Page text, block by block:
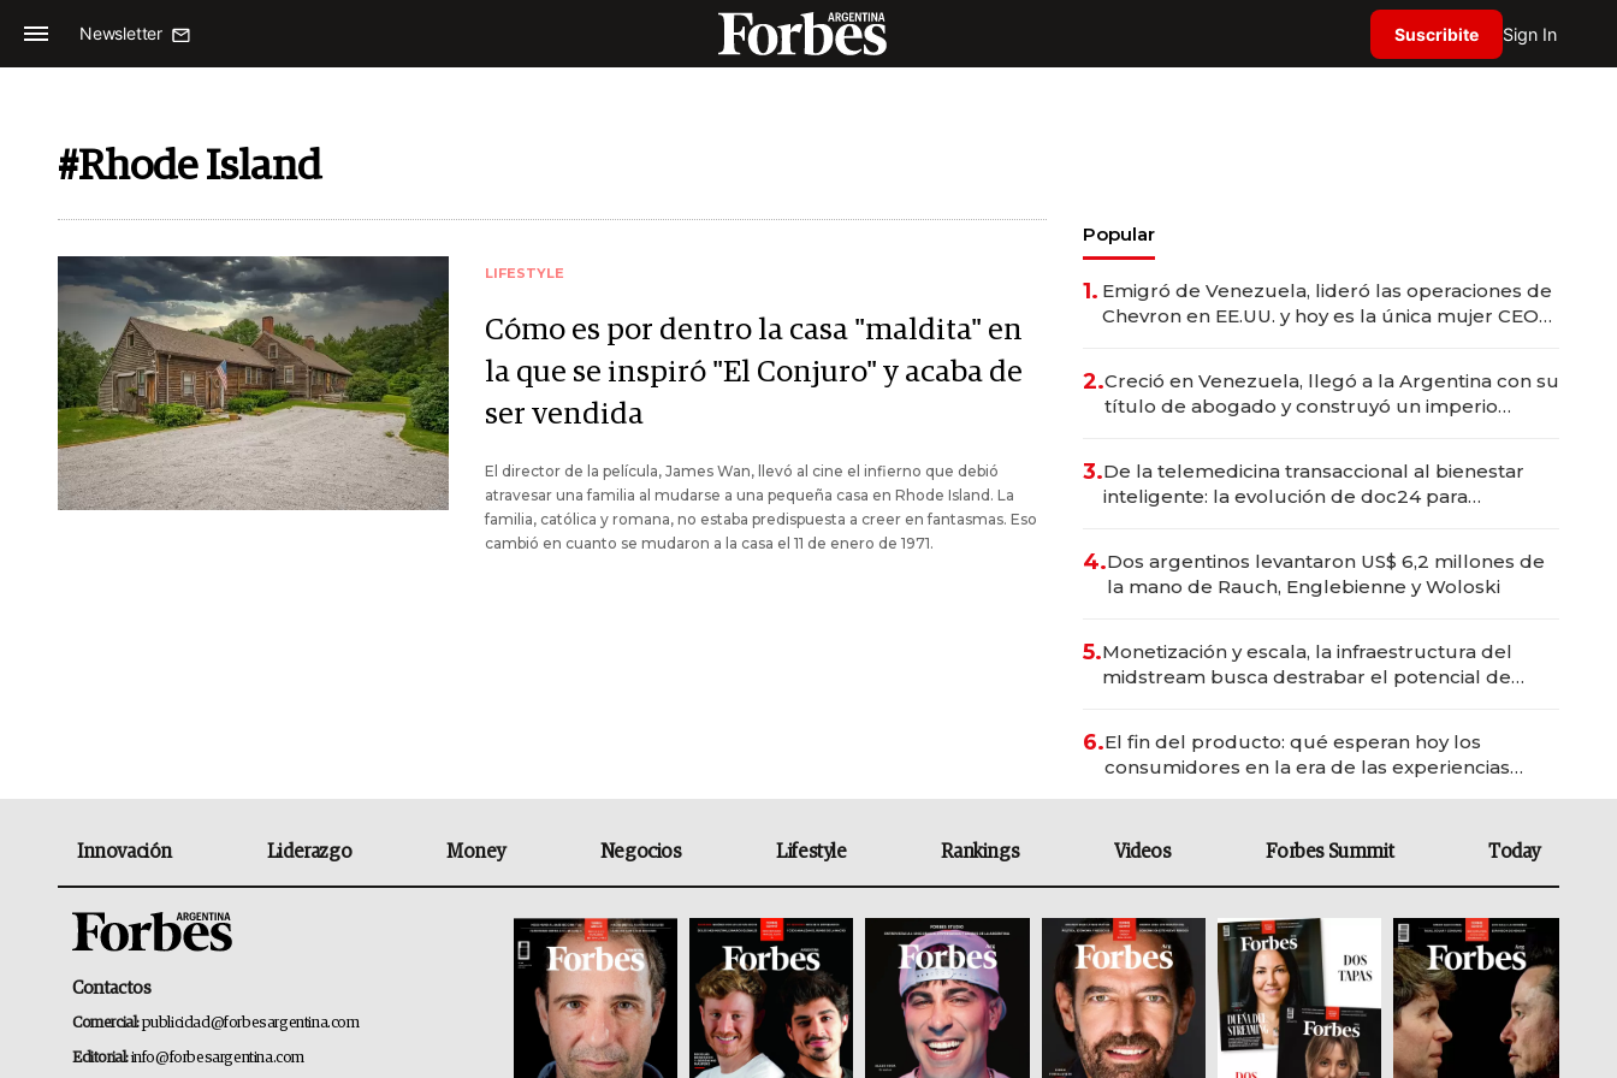
Newsletter Suscribite Sign In
#Rhode Island
LIFESTYLE
Cómo es por dentro la casa "maldita" en
la que se inspiró "El Conjuro" y acaba de
ser vendida
El director de la película, James Wan, llevó al cine el infierno que debió
atravesar una familia al mudarse a una pequeña casa en Rhode Island. La
familia, católica y romana, no estaba predispuesta a creer en fantasmas. Eso
cambió en cuanto se mudaron a la casa el 11 de enero de 1971.
Popular
1. Emigró de Venezuela, lideró las operaciones de
Chevron en EE.UU. y hoy es la única mujer CEO
2.Creció en Venezuela, llegó a la Argentina con su
título de abogado y construyó un imperio
3.De la telemedicina transaccional al bienestar
inteligente: la evolución de doc24 para
4.Dos argentinos levantaron US$ 6,2 millones de
la mano de Rauch, Englebienne y Woloski
5.Monetización y escala, la infraestructura del
midstream busca destrabar el potencial de
6.El fin del producto: qué esperan hoy los
consumidores en la era de las experiencias
Innovación Liderazgo Money Negocios Lifestyle Rankings Videos Forbes Summit Today
Contactos
Comercial:publicidad@forbesargentina.com
Editorial:info@forbesargentina.com